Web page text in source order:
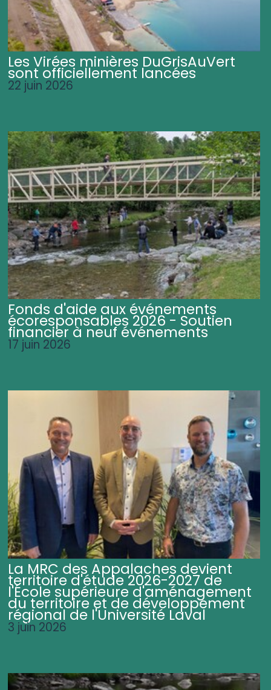
Les Virées minières DuGrisAuVert
sont officiellement lancées
22 juin 2026
Fonds d'aide aux événements
écoresponsables 2026 - Soutien
financier à neuf événements
17 juin 2026
La MRC des Appalaches devient
territoire d'étude 2026-2027 de
l'École supérieure d'aménagement
du territoire et de développement
régional de l'Université Laval
3 juin 2026